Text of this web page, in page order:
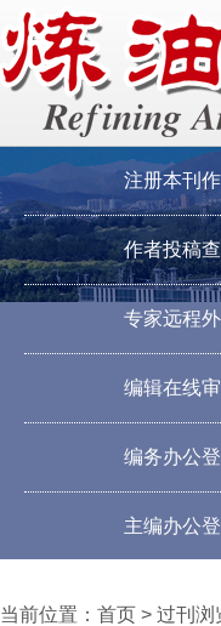
注册本刊
作者投稿
专家远程
编辑在线
编务办公
主编办公
当前位置： 首页 > 过刊浏